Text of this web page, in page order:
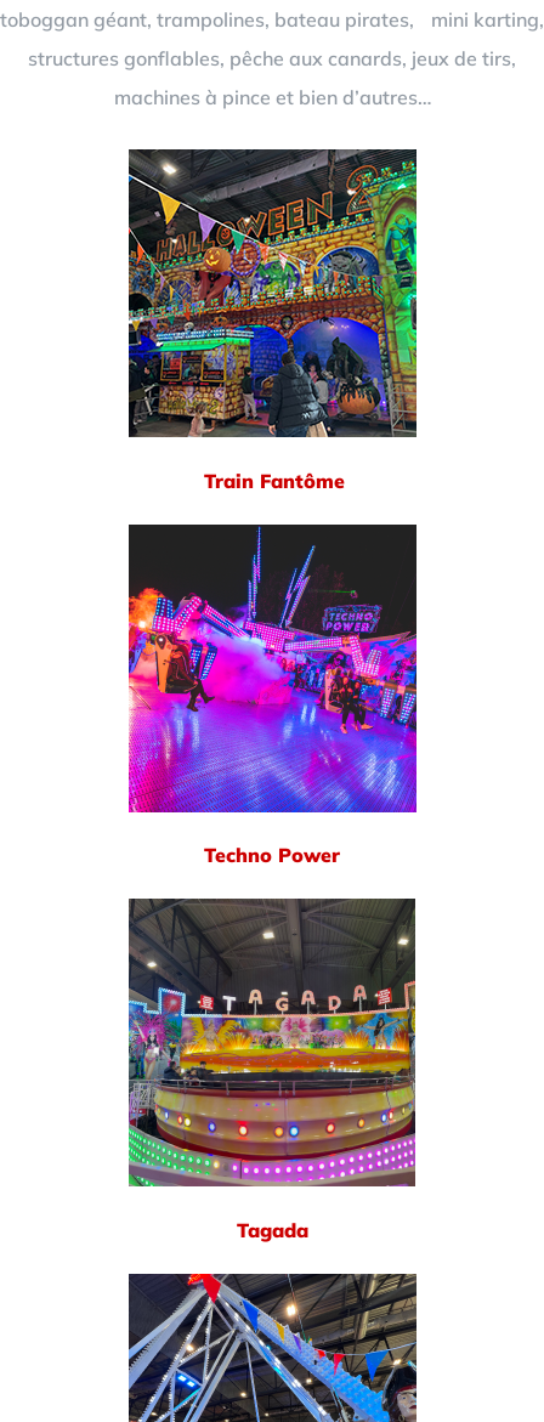
toboggan géant, trampolines, bateau pirates, mini karting,
structures gonflables, pêche aux canards, jeux de tirs,
machines à pince et bien d’autres…
Train Fantôme
Techno Power
Tagada